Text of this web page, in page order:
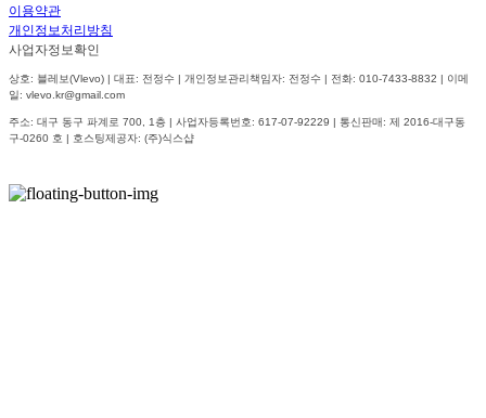
이용약관
개인정보처리방침
사업자정보확인
상호: 블레보(Vlevo) | 대표: 전정수 | 개인정보관리책임자: 전정수 | 전화: 010-7433-8832 | 이메
일: vlevo.kr@gmail.com
주소: 대구 동구 파계로 700, 1층 | 사업자등록번호: 617-07-92229 | 통신판매: 제 2016-대구동
구-0260 호 | 호스팅제공자: (주)식스샵